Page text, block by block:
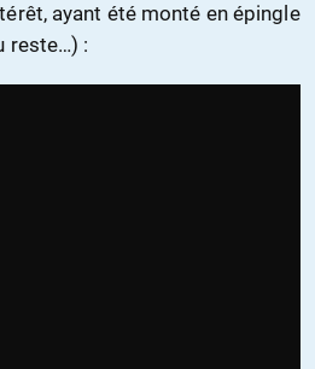
ayant été monté en épingle
reste…) :